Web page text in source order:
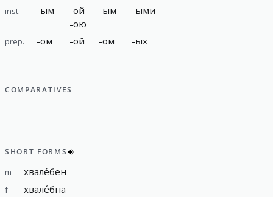
inst. -ым -ой
-ою
-ым -ыми
prep. -ом -ой -ом -ых
COMPARATIVES
-
SHORT FORMS
m хвале́бен
f хвале́бна